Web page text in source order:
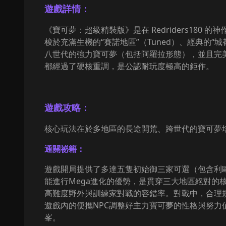
遊戲詳情：
《寶可夢：超級精裝版》是在 Redriders180 的
梭於充滿生機的“賽諾地區”（Tuned）、經典的“
八世代的強力寶可夢（包括阿羅拉形態），並且
都經過了硬核重調，是公認耐玩度極高的鉅作。
遊戲攻略：
核心玩法在於多地區的長途開荒、跨世代的寶可
通關祕籍：
遊戲開局提供了多達五隻初始御三家可選（包含
能進行Mega進化的優勢，是貫穿三大地區絕對的
高難度野外與訓練家對戰的容錯率。對戰中，合
遊戲內的便攜NPC調整好主力寶可夢的性格與努
峯。